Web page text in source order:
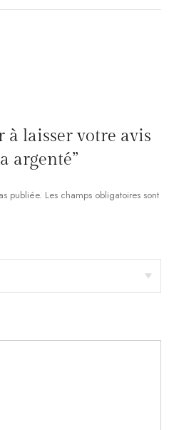
à laisser votre avis
argenté”
publiée. Les champs obligatoires sont